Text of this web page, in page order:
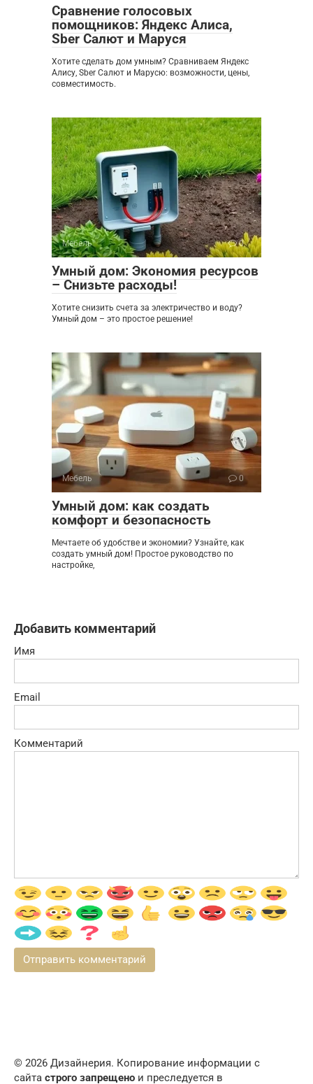
Сравнение голосовых
помощников: Яндекс Алиса,
Sber Салют и Маруся
Хотите сделать дом умным? Сравниваем Яндекс
Алису, Sber Салют и Марусю: возможности, цены,
совместимость.
Мебель 0
Умный дом: Экономия ресурсов
– Снизьте расходы!
Хотите снизить счета за электричество и воду?
Умный дом – это простое решение!
Мебель 0
Умный дом: как создать
комфорт и безопасность
Мечтаете об удобстве и экономии? Узнайте, как
создать умный дом! Простое руководство по
настройке,
Добавить комментарий
Имя
Email
Комментарий
© 2026 Дизайнерия. Копирование информации с
сайта строго запрещено и преследуется в